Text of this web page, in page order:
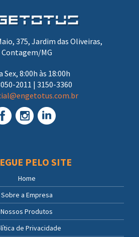
375, Jardim das Oliveiras,
Contagem/MG
Sex, 8:00h às 18:00h
2011 | 3150-3360
PELO SITE
Home
Sobre a Empresa
Nossos Produtos
de Privacidade